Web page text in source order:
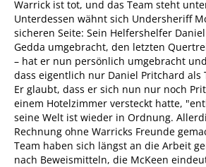
Warrick ist tot, und das Team steht
Unterdessen wähnt sich Undersheriff
sicheren Seite: Sein Helfershelfer
Gedda umgebracht, den letzten
– hat er nun persönlich umgebracht
dass eigentlich nur Daniel Pritchard als
Er glaubt, dass er sich nun nur noch
einem Hotelzimmer versteckt hatte,
seine Welt ist wieder in Ordnung.
Rechnung ohne Warricks Freunde
Team haben sich längst an die Arbeit
nach Beweismitteln, die McKeen